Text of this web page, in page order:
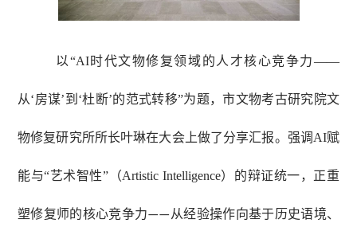
以“AI时代文物修复领域的人才核心竞争力——
从‘房谋’到‘杜断’的范式转移”为题，市文物考古研究院文
物修复研究所所长叶琳在大会上做了分享汇报。强调 AI赋
能与“艺术智性”（Artistic Intelligence）的辩证统一，正重
塑修复师的核心竞争力——从经验操作向基于历史语境、